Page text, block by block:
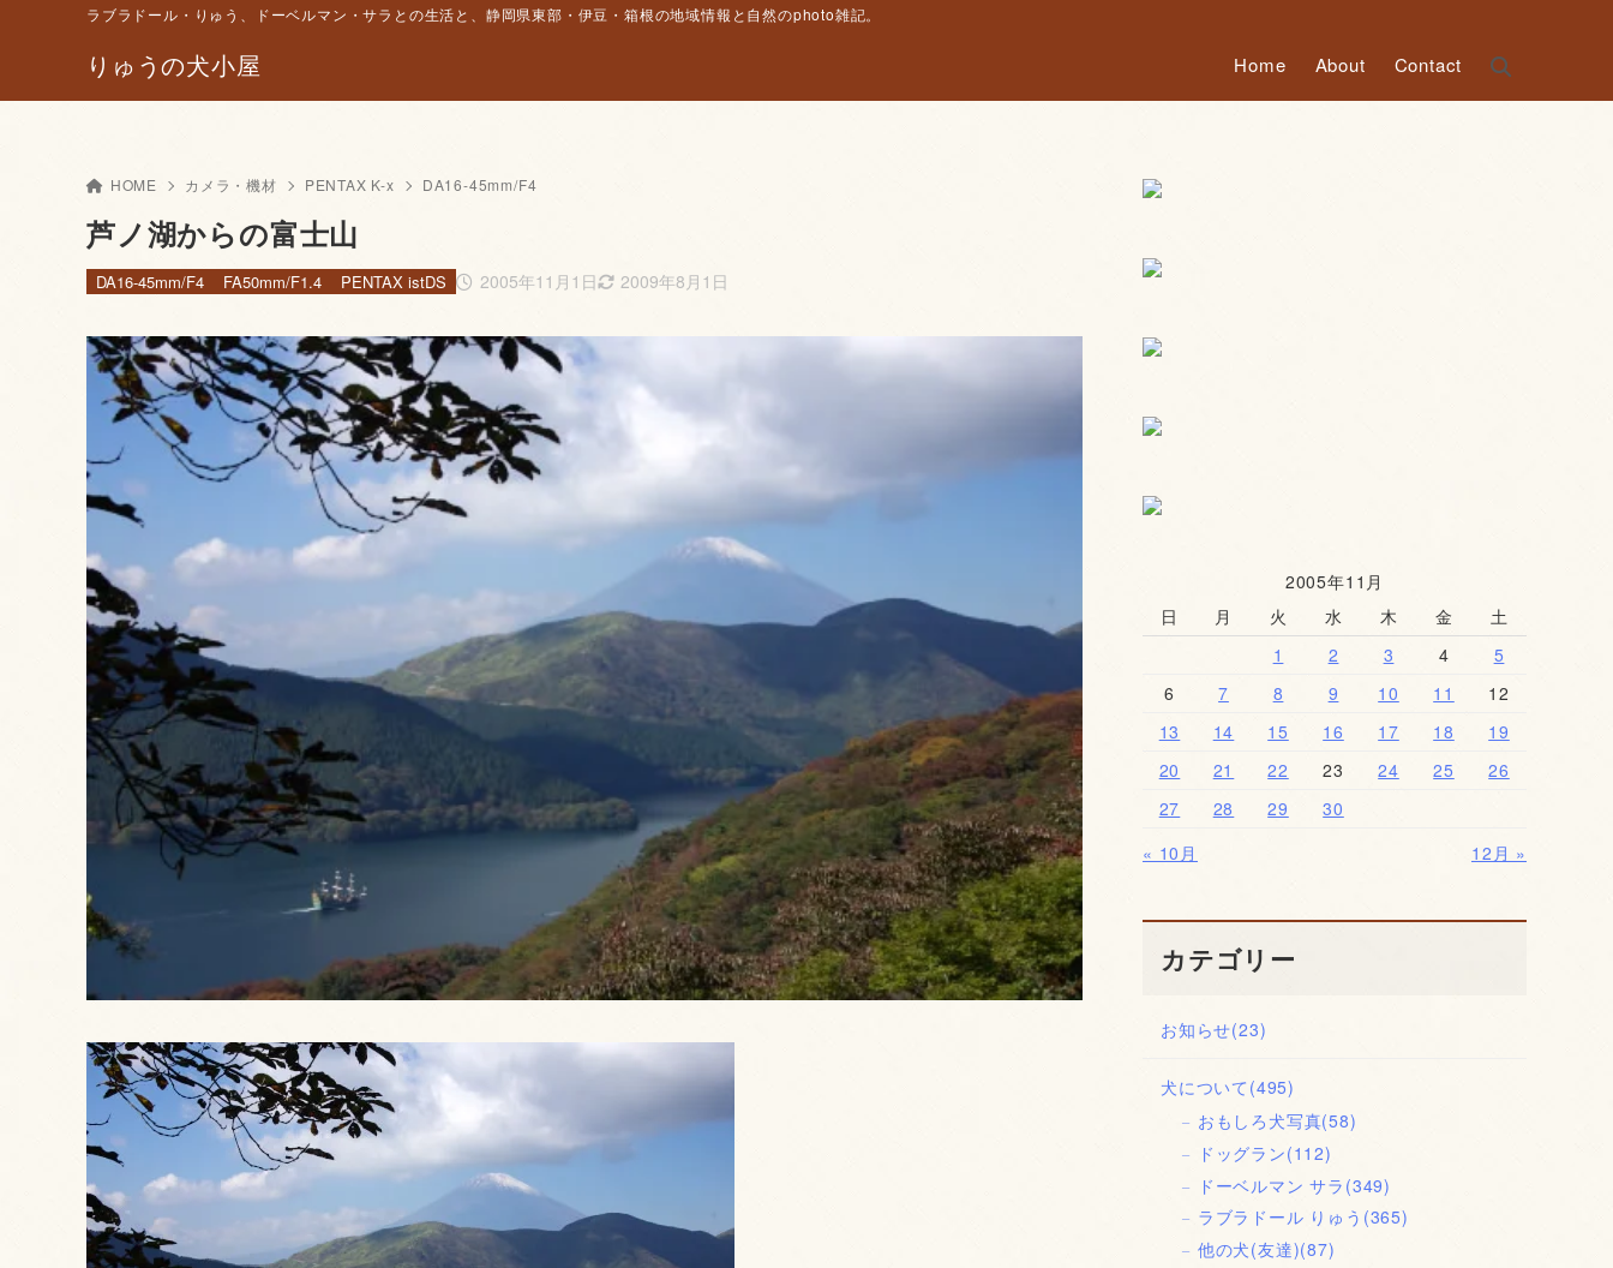
りゅうの犬小屋
ラブラドール・りゅう、ドーベルマン・サラとの生活と、静岡県東部・伊豆・箱根の地域情報と自然のphoto雑記。
Home About Contact
HOME カメラ・機材 PENTAX K-x DA16-45mm/F4
芦ノ湖からの富士山
2005年11月1日 2009年8月1日
DA16-45mm/F4 FA50mm/F1.4 PENTAX istDS
2005年11月
日
月 火 水 木 金
土
1
2 3 4
5
6
7 8 9 10 11
12
13
14 15 16 17 18
19
20
21 22 23 24 25
26
27
28 29
30
« 10月
12月 »
カテゴリー
お知らせ(23)
犬について (495)
おもしろ犬写真(58)
ドッグラン(112)
ドーベルマン サラ (349)
ラブラドール りゅう (365)
他の犬(友達)(87)